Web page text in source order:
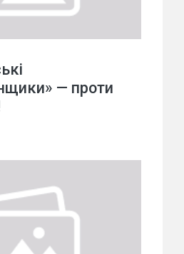
— проти